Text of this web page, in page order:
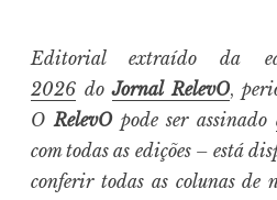
Editorial extraído da
2026 do Jornal RelevO,
ORelevOpode ser assinado
com todas as edições – está
conferir todas as colunas de